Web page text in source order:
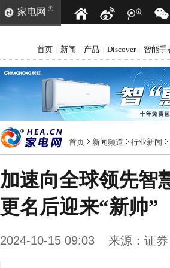
家电网 ®
首页 新闻 产品 Discover 智能手
首页 新闻频道 行业新闻
加速向全球领先智
更名后迎来“新帅”
2024-10-15 09:03 来源： 证